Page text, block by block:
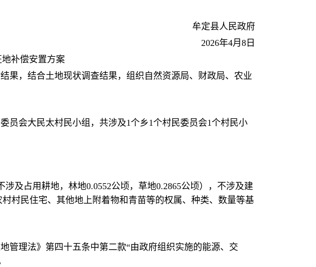
牟定县人民政府
2026年4月8日
补偿安置方案
果，结合土地现状调查结果，组织自然资源局、财政局、农业
员会大民太村民小组，共涉及1个乡1个村民委员会1个村民小
及占用耕地，林地0.0552公顷，草地0.2865公顷），不涉及建
村民住宅、其他地上附着物和青苗等的权属、种类、数量等基
管理法》第四十五条中第二款“由政府组织实施的能源、交